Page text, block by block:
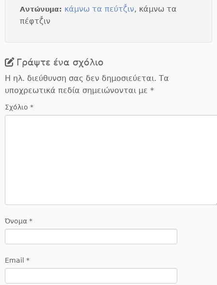
Αντώνυμα: κάμνω τα πεύτζ̌ιν, κάμνω τα
πέφτζ̌ιν
Γράψτε ένα σχόλιο
Η ηλ. διεύθυνση σας δεν δημοσιεύεται. Τα
υποχρεωτικά πεδία σημειώνονται με *
Σχόλιο *
Όνομα *
Email *